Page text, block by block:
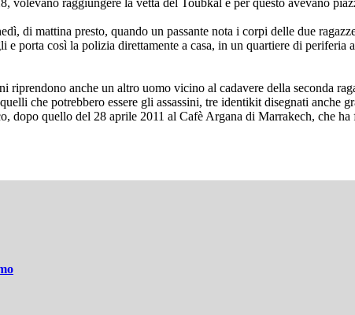
volevano raggiungere la vetta del Toubkal e per questo avevano
di mattina presto, quando un passante nota i corpi delle due
porta così la polizia direttamente a casa, in un quartiere di
anche un altro uomo vicino al cadavere della seconda
che potrebbero essere gli assassini, tre identikit disegnati anche
dopo quello del 28 aprile 2011 al Cafè Argana di Marrakech, che